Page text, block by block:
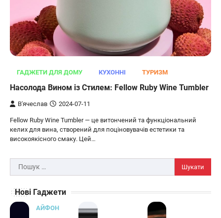
ГАДЖЕТИ ДЛЯ ДОМУ КУХОННІ ТУРИЗМ
Насолода Вином із Стилем: Fellow Ruby Wine Tumbler
В'ячеслав 2024-07-11
Fellow Ruby Wine Tumbler — це витончений та функціональний
келих для вина, створений для поціновувачів естетики та
високоякісного смаку. Цей…
Пошук:
Нові Гаджети
АЙФОН
3
ОСВІТЛЕННЯ РОЗУМНИЙ ДІМ
Розумні сонячні прожектори AiDot
Linkind
В'ячеслав 2024-09-05
AiDot Linkind — це розумні сонячні
освітлення вашого подвір'я, саду або…
ЗАРЯДНІ ПРИСТРОЇ
Joyroom JR-TCW02 — це універсальний
дорожній адаптер потужністю 65 Вт,
розроблений для заряджання ваших